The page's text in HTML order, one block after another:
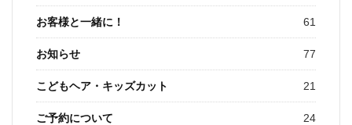
お客様と一緒に！ 61
お知らせ 77
こどもヘア・キッズカット 21
ご予約について 24